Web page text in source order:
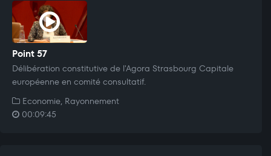
Point 57
Délibération constitutive de l'Agora Strasbourg Capitale
européenne en comité consultatif.
Economie, Rayonnement
00:09:45